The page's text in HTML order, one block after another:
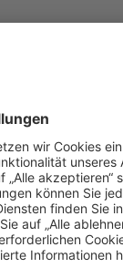
zur Verfügung.